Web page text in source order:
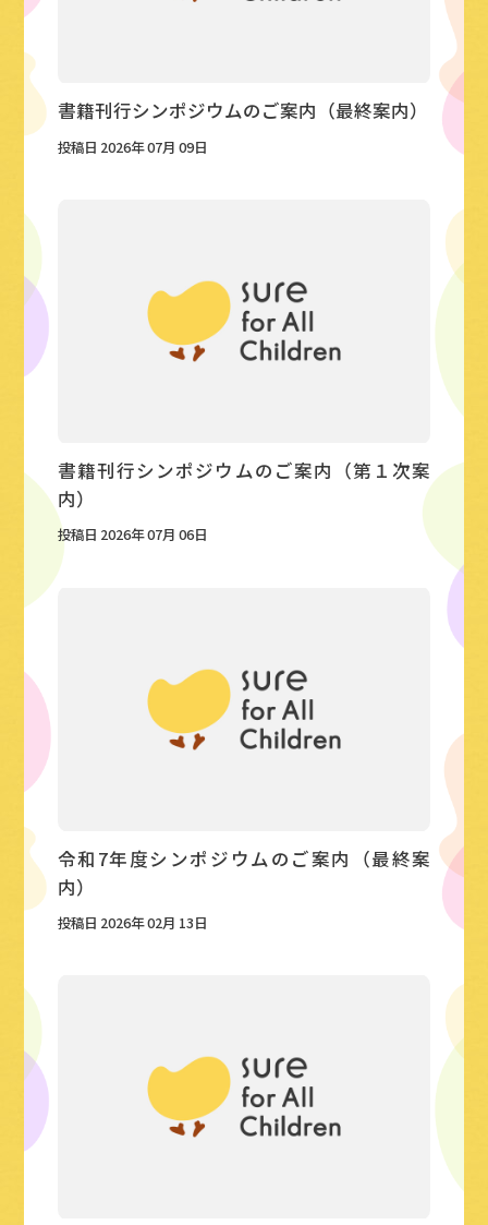
書籍刊行シンポジウムのご案内（最終案内）
投稿日 2026年 07月 09日
書籍刊行シンポジウムのご案内（第１次案
内）
投稿日 2026年 07月 06日
令和7年度シンポジウムのご案内（最終案
内）
投稿日 2026年 02月 13日